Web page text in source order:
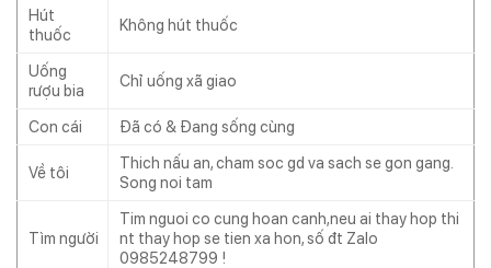
Hút
thuốc
Không hút thuốc
Uống
rượu bia
Chỉ uống xã giao
Con cái Đã có & Đang sống cùng
Về tôi
Thich nấu an, cham soc gd va sach se gon gang.
Song noi tam
Tìm người
Tim nguoi co cung hoan canh,neu ai thay hop thi
nt thay hop se tien xa hon, số đt Zalo
0985248799 !